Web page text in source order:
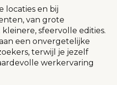
locaties en bij
van grote
sfeervolle edities.
een onvergetelijke
terwijl je jezelf
werkervaring